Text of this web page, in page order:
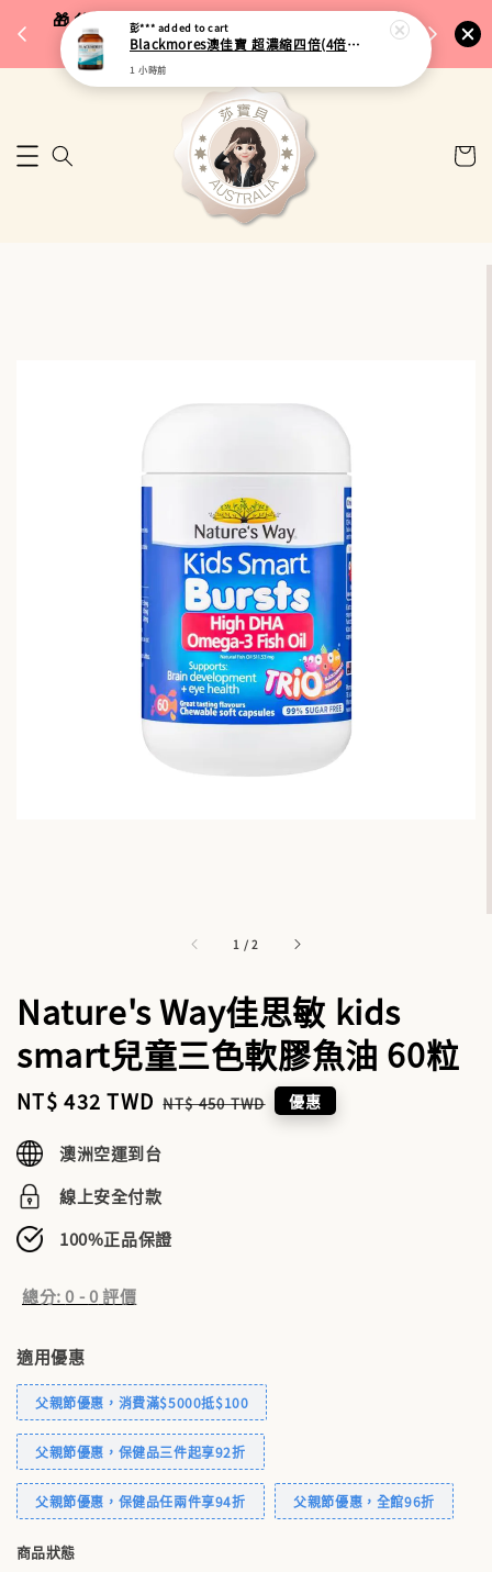
🎁 父親節限定｜全館96折・指定品牌88折｜滿
$5,000再折$100
🚚 台
1 /2
Nature's Way佳思敏 kids
smart兒童三色軟膠魚油 60粒
Sale
NT$ 432 TWD Regular
NT$ 450 TWD 優惠
澳洲空運到台
線上安全付款
100%正品保證
總分:0 -0評價
適用優惠
父親節優惠，消費滿$5000抵$100
父親節優惠，保健品三件起享92折
父親節優惠，保健品任兩件享94折 父親節優惠，全館96折
商品狀態
彭*** added to cart
Blackmores澳佳寶 超濃縮四倍(4倍)OMEGA-3魚油 60粒
1 小時前